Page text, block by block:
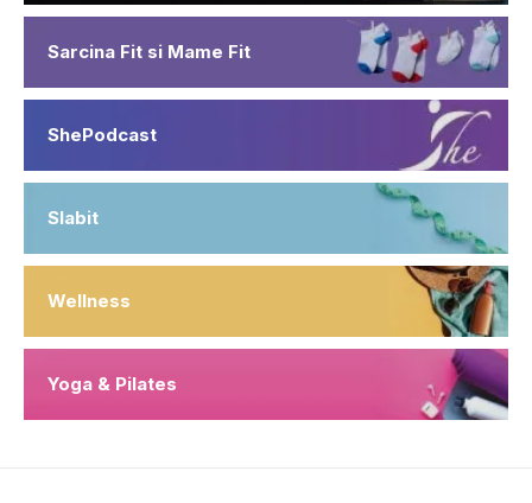
Sarcina Fit si Mame Fit
ShePodcast
Slabit
Wellness
Yoga & Pilates